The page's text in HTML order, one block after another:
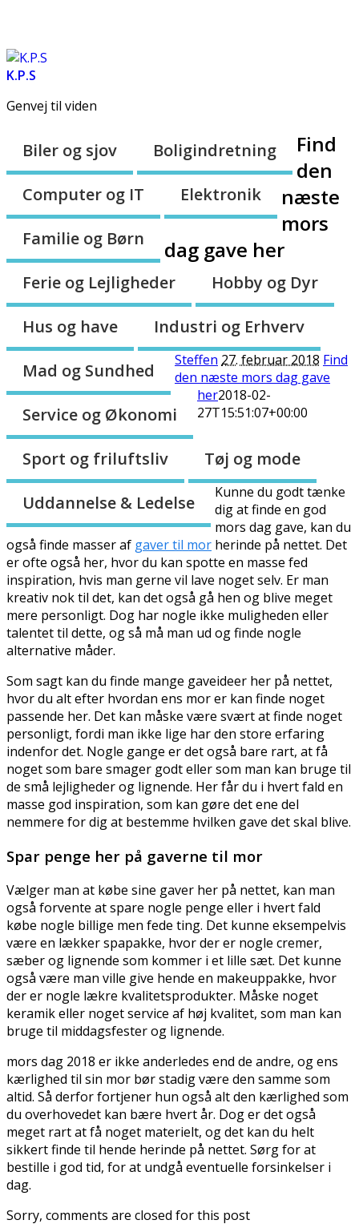
K.P.S
Genvej til viden
Biler og sjov Boligindretning
Computer og IT Elektronik
Familie og Børn
Ferie og Lejligheder Hobby og Dyr
Hus og have Industri og Erhverv
Mad og Sundhed
Service og Økonomi
Sport og friluftsliv Tøj og mode
Uddannelse & Ledelse
Find
den
næste
mors
dag gave her
Steffen 27. februar 2018 Find
den næste mors dag gave
her2018-02-
27T15:51:07+00:00
Kunne du godt tænke
dig at finde en god
mors dag gave, kan du
også finde masser af gaver til mor herinde på nettet. Det
er ofte også her, hvor du kan spotte en masse fed
inspiration, hvis man gerne vil lave noget selv. Er man
kreativ nok til det, kan det også gå hen og blive meget
mere personligt. Dog har nogle ikke muligheden eller
talentet til dette, og så må man ud og finde nogle
alternative måder.
Som sagt kan du finde mange gaveideer her på nettet,
hvor du alt efter hvordan ens mor er kan finde noget
passende her. Det kan måske være svært at finde noget
personligt, fordi man ikke lige har den store erfaring
indenfor det. Nogle gange er det også bare rart, at få
noget som bare smager godt eller som man kan bruge til
de små lejligheder og lignende. Her får du i hvert fald en
masse god inspiration, som kan gøre det ene del
nemmere for dig at bestemme hvilken gave det skal blive.
Spar penge her på gaverne til mor
Vælger man at købe sine gaver her på nettet, kan man
også forvente at spare nogle penge eller i hvert fald
købe nogle billige men fede ting. Det kunne eksempelvis
være en lækker spapakke, hvor der er nogle cremer,
sæber og lignende som kommer i et lille sæt. Det kunne
også være man ville give hende en makeuppakke, hvor
der er nogle lækre kvalitetsprodukter. Måske noget
keramik eller noget service af høj kvalitet, som man kan
bruge til middagsfester og lignende.
mors dag 2018 er ikke anderledes end de andre, og ens
kærlighed til sin mor bør stadig være den samme som
altid. Så derfor fortjener hun også alt den kærlighed som
du overhovedet kan bære hvert år. Dog er det også
meget rart at få noget materielt, og det kan du helt
sikkert finde til hende herinde på nettet. Sørg for at
bestille i god tid, for at undgå eventuelle forsinkelser i
dag.
Sorry, comments are closed for this post